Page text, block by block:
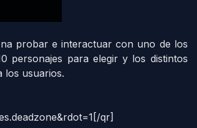
probar e interactuar con uno de los
personajes para elegir y los distintos
los usuarios.
qr]